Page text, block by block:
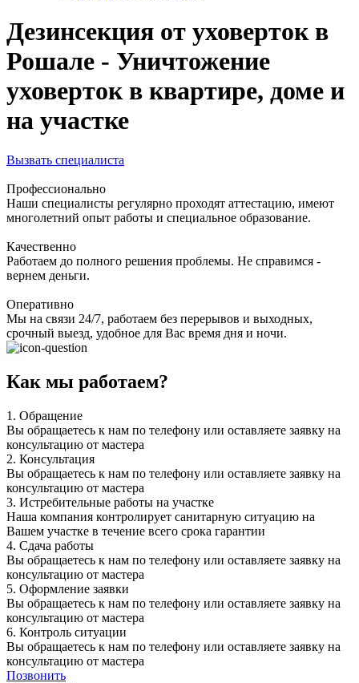
Дезинсекция от уховерток в
Рошале - Уничтожение
уховерток в квартире, доме и
на участке
Вызвать специалиста
Профессионально
Наши специалисты регулярно проходят аттестацию, имеют
многолетний опыт работы и специальное образование.
Качественно
Работаем до полного решения проблемы. Не справимся -
вернем деньги.
Оперативно
Мы на связи 24/7, работаем без перерывов и выходных,
срочный выезд, удобное для Вас время дня и ночи.
Как мы работаем?
1. Обращение
Вы обращаетесь к нам по телефону или оставляете заявку на
консультацию от мастера
2. Консультация
Вы обращаетесь к нам по телефону или оставляете заявку на
консультацию от мастера
3. Истребительные работы на участке
Наша компания контролирует санитарную ситуацию на
Вашем участке в течение всего срока гарантии
4. Сдача работы
Вы обращаетесь к нам по телефону или оставляете заявку на
консультацию от мастера
5. Оформление заявки
Вы обращаетесь к нам по телефону или оставляете заявку на
консультацию от мастера
6. Контроль ситуации
Вы обращаетесь к нам по телефону или оставляете заявку на
консультацию от мастера
Позвонить